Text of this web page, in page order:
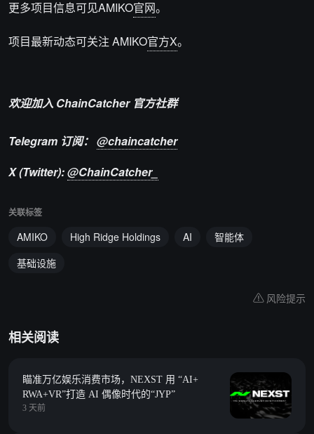
更多项目信息可见AMIKO官网。
项目最新动态可关注 AMIKO官方X。
欢迎加入 ChainCatcher 官方社群
Telegram 订阅： @chaincatcher
X (Twitter):@ChainCatcher_
关联标签
AMIKO High Ridge Holdings AI
智能体
基础设施
风险提示
相关阅读
瞄准万亿娱乐消费市场，NEXST 用 “AI+
RWA+VR”打造 AI 偶像时代的“JYP”
3 天前